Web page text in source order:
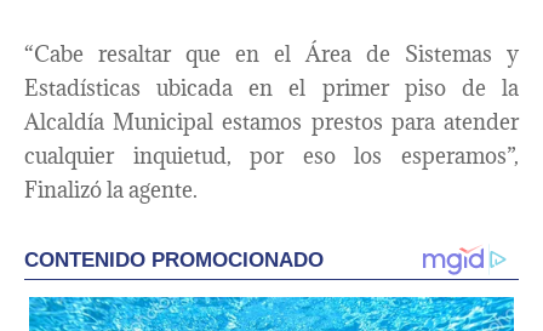
“Cabe resaltar que en el Área de Sistemas y
Estadísticas ubicada en el primer piso de la
Alcaldía Municipal estamos prestos para atender
cualquier inquietud, por eso los esperamos”,
Finalizó la agente.